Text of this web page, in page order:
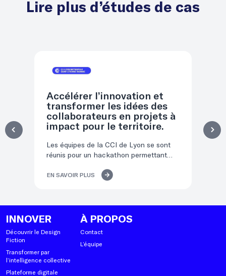
Lire plus d’études de cas
Accélérer l’innovation et
transformer les idées des
collaborateurs en projets à
impact pour le territoire.
Les équipes de la CCI de Lyon se sont
réunis pour un hackathon permettant
création de la roadmap 2027.
EN SAVOIR PLUS
INNOVER
Découvrir le Design
Fiction
Transformer par
l’intelligence collective
Plateforme digitale
À PROPOS
Contact
L’équipe